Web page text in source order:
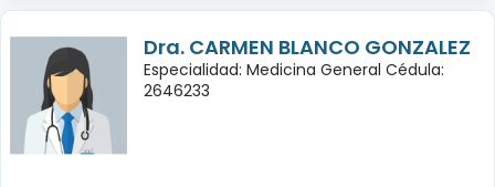
Dra. CARMEN BLANCO GONZALEZ
Especialidad: Medicina General Cédula:
2646233